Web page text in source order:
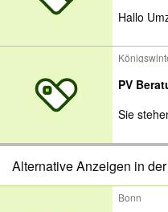
Hallo
PV
Sie
Alternative Anzeigen in
Bonn